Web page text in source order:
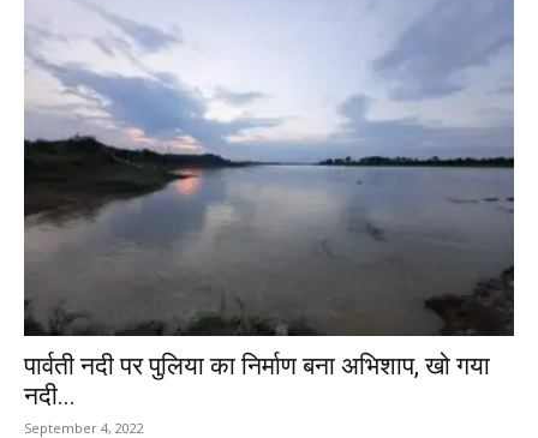
पार्वती नदी पर पुलिया का निर्माण बना अभिशाप, खो गया
नदी...
September 4, 2022